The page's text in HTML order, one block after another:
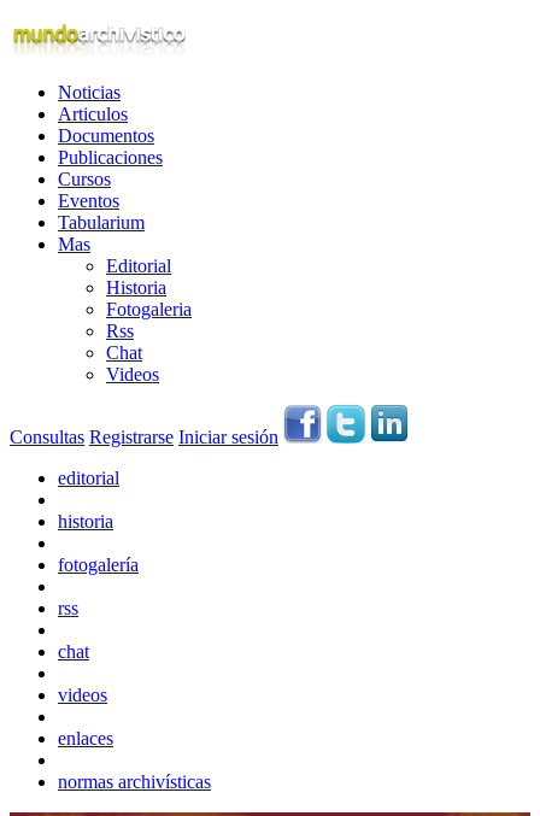
Noticias
Articulos
Documentos
Publicaciones
Cursos
Eventos
Tabularium
Mas
Editorial
Historia
Fotogaleria
Rss
Chat
Videos
Consultas Registrarse Iniciar sesión
editorial
historia
fotogalería
rss
chat
videos
enlaces
normas archivísticas